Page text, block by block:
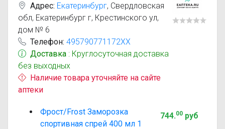
Адрес: Екатеринбург, Свердловская
обл, Екатеринбург г, Крестинского ул,
дом № 6
Телефон: 495790771172XX
Доставка : Круглосуточная доставка
без выходных
Наличие товара уточняйте на сайте
аптеки
Фрост/Frost Заморозка
спортивная спрей 400 мл 1
744.00руб